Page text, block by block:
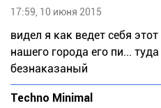
17:59, 10 июня 2015
видел я как ведет себя
нашего города его пи...
безнаказаный
Techno Minimal